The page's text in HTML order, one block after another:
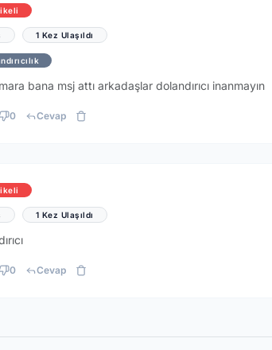
1 Kez Ulaşıldı
bana msj attı arkadaşlar dolandırıcı inanmayın
0 Cevap
1 Kez Ulaşıldı
0 Cevap